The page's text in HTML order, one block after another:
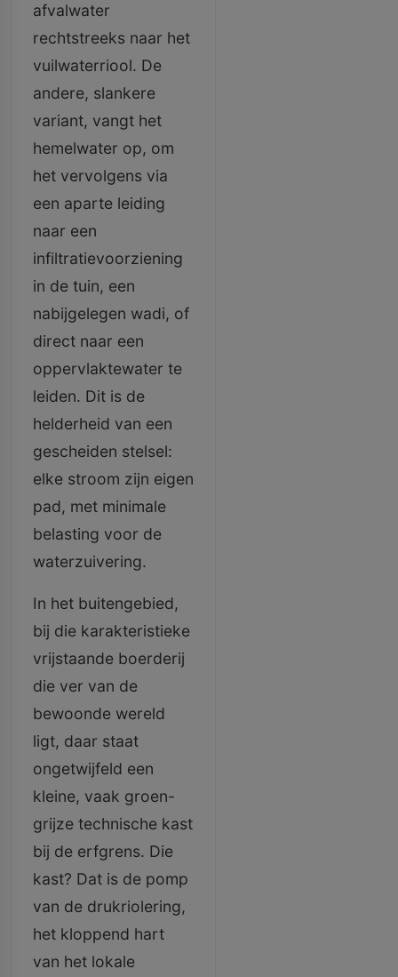
afvalwater
rechtstreeks naar het
vuilwaterriool. De
andere, slankere
variant, vangt het
hemelwater op, om
het vervolgens via
een aparte leiding
naar een
infiltratievoorziening
in de tuin, een
nabijgelegen wadi, of
direct naar een
oppervlaktewater te
leiden. Dit is de
helderheid van een
gescheiden stelsel:
elke stroom zijn eigen
pad, met minimale
belasting voor de
waterzuivering.
In het buitengebied,
bij die karakteristieke
vrijstaande boerderij
die ver van de
bewoonde wereld
ligt, daar staat
ongetwijfeld een
kleine, vaak groen-
grijze technische kast
bij de erfgrens. Die
kast? Dat is de pomp
van de drukriolering,
het kloppend hart
van het lokale